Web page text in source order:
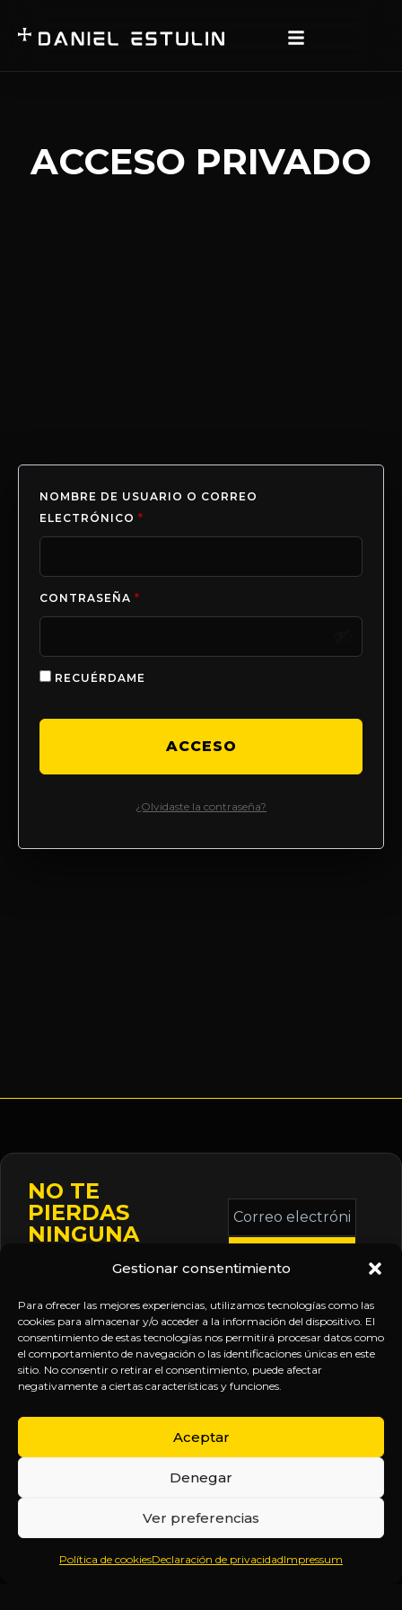
Gestionar consentimiento
Para ofrecer las mejores experiencias, utilizamos tecnologías como las
cookies para almacenar y/o acceder a la información del dispositivo. El
consentimiento de estas tecnologías nos permitirá procesar datos como
el comportamiento de navegación o las identificaciones únicas en este
sitio. No consentir o retirar el consentimiento, puede afectar
negativamente a ciertas características y funciones.
Aceptar
Denegar
Ver preferencias
Política de cookiesDeclaración de privacidadImpressum
ACCESO PRIVADO
NOMBRE DE USUARIO O CORREO
ELECTRÓNICO *
CONTRASEÑA *
RECUÉRDAME
ACCESO
¿Olvidaste la contraseña?
NO TE
PIERDAS
NINGUNA
Mantente informado
sobre la agenda de
eventos, nuevas
publicaciones y
actualizaciones de tu
suscripción.
Correo
electrónico
*
Inicio
Sobre
Política
de
SÍGUENOS